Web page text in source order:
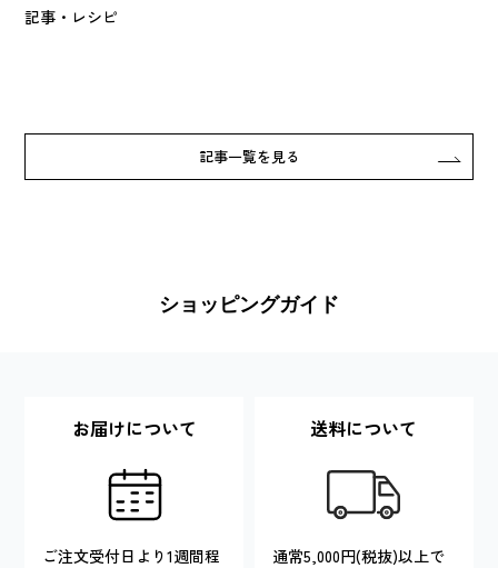
記事・レシピ
記事一覧を見る
ショッピングガイド
お届けについて
ご注文受付日より1週間程
送料について
通常5,000円(税抜)以上で